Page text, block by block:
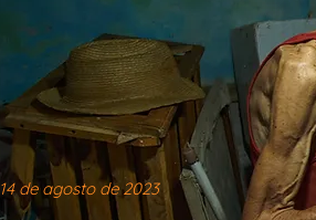
14 de agosto de 2023